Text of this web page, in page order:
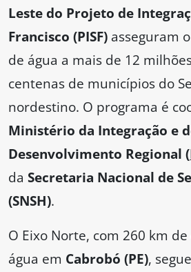
Leste do Projeto de
Francisco (PISF) asseguram
de água a mais de 12
centenas de municípios do
nordestino. O programa é
Ministério da Integração e
Desenvolvimento Regional (
da Secretaria Nacional de
(SNSH).
O Eixo Norte, com 260 km
água em Cabrobó (PE),